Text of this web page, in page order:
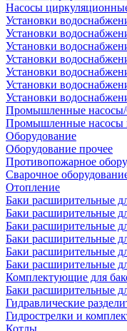
Насосы
Установки
Установки
Установки
Установки
Установки
Установки
Установки
Промышленные насосы/
Промышленные насосы
Оборудование
Оборудование прочее
Противопожарное
Сварочное
Отопление
Баки расширительные
Баки расширительные
Баки расширительные
Баки расширительные
Баки расширительные
Баки расширительные
Комплектующие для
Баки расширительные
Гидравлические
Гидрострелки и
Котлы